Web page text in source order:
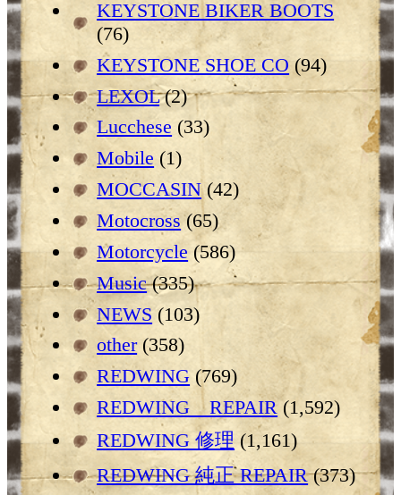
KEYSTONE BIKER BOOTS
(76)
KEYSTONE SHOE CO (94)
LEXOL(2)
Lucchese (33)
Mobile (1)
MOCCASIN(42)
Motocross(65)
Motorcycle (586)
Music(335)
NEWS (103)
other(358)
REDWING (769)
REDWING REPAIR(1,592)
REDWING 修理 (1,161)
REDWING 純正 REPAIR(373)